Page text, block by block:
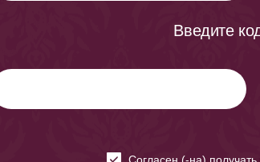
Введите